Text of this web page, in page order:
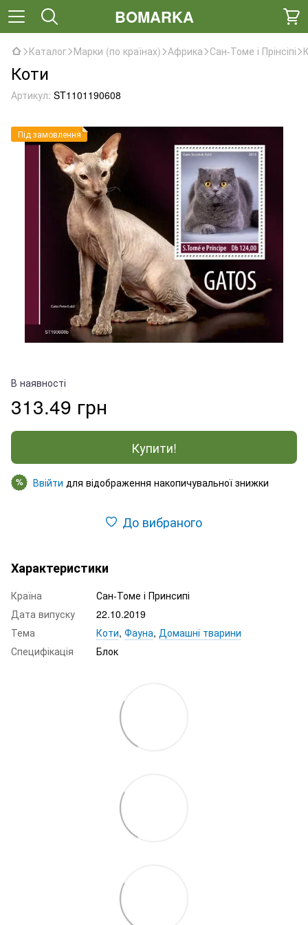
BOMARKA
Каталог Марки (по країнах) Африка Сан-Томе і Прінсіпі
Коти
Артикул: ST1101190608
Під замовлення
В наявності
313.49 грн
Купити!
% Ввійти для відображення накопичувальної знижки
До вибраного
Характеристики
Країна
Сан-Томе і Принсипі
Дата випуску
22.10.2019
Тема
Коти, Фауна, Домашні тварини
Специфікація
Блок